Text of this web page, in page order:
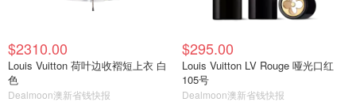
$2310.00
Louis Vuitton 荷叶边收褶短上衣 白
色
Dealmoon澳新省钱快报
$295.00
Louis Vuitton LV Rouge 哑光口红
105号
Dealmoon澳新省钱快报